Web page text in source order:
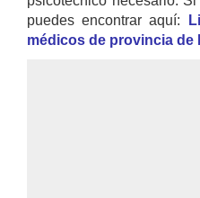
puedes encontrar aquí:
médicos de provincia de